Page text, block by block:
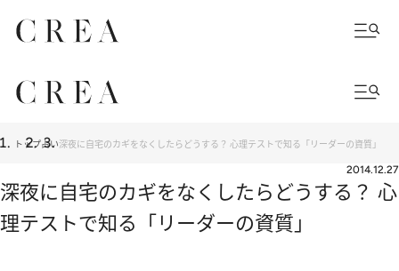
トップ占い深夜に自宅のカギをなくしたらどうする？ 心理テストで知る「リーダーの資質」
2014.12.27
深夜に自宅のカギをなくしたらどうする？ 心
理テストで知る「リーダーの資質」